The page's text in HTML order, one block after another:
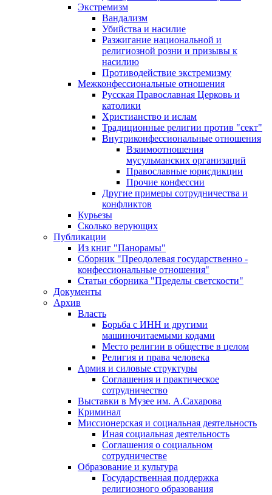
Экстремизм
Вандализм
Убийства и насилие
Разжигание национальной и
религиозной розни и призывы к
насилию
Противодействие экстремизму
Межконфессиональные отношения
Русская Православная Церковь и
католики
Христианство и ислам
Традиционные религии против "сект"
Внутриконфессиональные отношения
Взаимоотношения
мусульманских организаций
Православные юрисдикции
Прочие конфессии
Другие примеры сотрудничества и
конфликтов
Курьезы
Сколько верующих
Публикации
Из книг "Панорамы"
Сборник "Преодолевая государственно -
конфессиональные отношения"
Статьи сборника "Пределы светскости"
Документы
Архив
Власть
Борьба с ИНН и другими
машиночитаемыми кодами
Место религии в обществе в целом
Религия и права человека
Армия и силовые структуры
Соглашения и практическое
сотрудничество
Выставки в Музее им. А.Сахарова
Криминал
Миссионерская и социальная деятельность
Иная социальная деятельность
Соглашения о социальном
сотрудничестве
Образование и культура
Государственная поддержка
религиозного образования